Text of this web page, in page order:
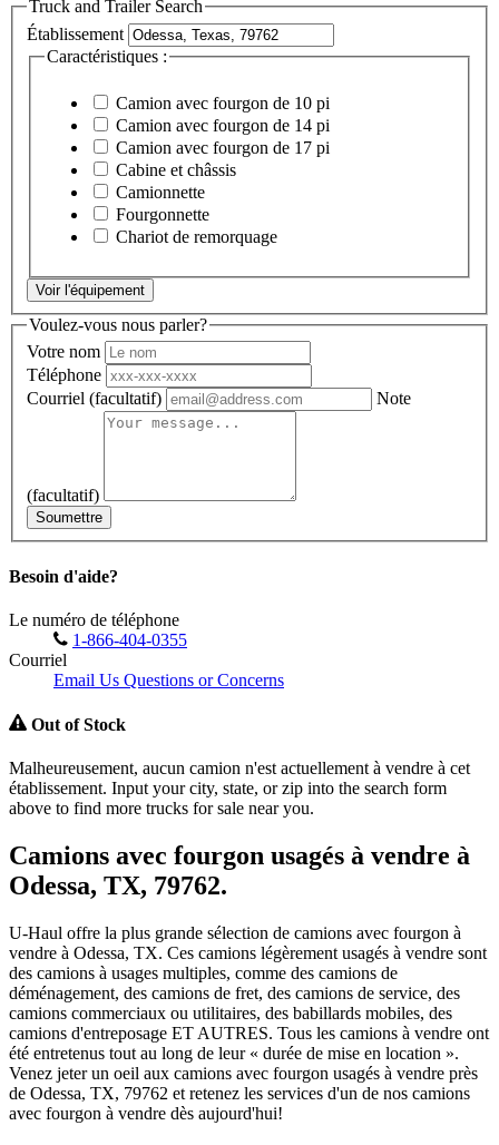
Truck and Trailer Search
Établissement
Caractéristiques :
Camion avec fourgon de 10 pi
Camion avec fourgon de 14 pi
Camion avec fourgon de 17 pi
Cabine et châssis
Camionnette
Fourgonnette
Chariot de remorquage
Voir l'équipement
Voulez-vous nous parler?
Votre nom
Téléphone
Courriel (facultatif) Note
(facultatif)
Soumettre
Besoin d'aide?
Le numéro de téléphone
1-866-404-0355
Courriel
Email Us Questions or Concerns
Out of Stock
Malheureusement, aucun camion n'est actuellement à vendre à cet
établissement. Input your city, state, or zip into the search form
above to find more trucks for sale near you.
Camions avec fourgon usagés à vendre à
Odessa, TX, 79762.
U-Haul offre la plus grande sélection de camions avec fourgon à
vendre à Odessa, TX. Ces camions légèrement usagés à vendre sont
des camions à usages multiples, comme des camions de
déménagement, des camions de fret, des camions de service, des
camions commerciaux ou utilitaires, des babillards mobiles, des
camions d'entreposage ET AUTRES. Tous les camions à vendre ont
été entretenus tout au long de leur « durée de mise en location ».
Venez jeter un oeil aux camions avec fourgon usagés à vendre près
de Odessa, TX, 79762 et retenez les services d'un de nos camions
avec fourgon à vendre dès aujourd'hui!